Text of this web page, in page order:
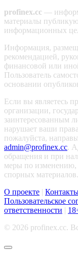
profinex.cc —
материалы
информационных
Информация,
рекомендацией,
финансовой или
Пользователь
основании
Если вы являетесь
организации,
заинтересованным
нарушает ваши
пожалуйста,
admin@profinex.cc.
обращения и при
меры по изменению,
спорных материалов.
О проекте
Пользовательское
ответственности
© 2026 profinex.cc.